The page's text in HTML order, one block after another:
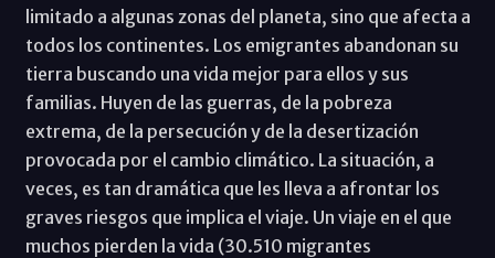
limitado a algunas zonas del planeta, sino que afecta a
todos los continentes. Los emigrantes abandonan su
tierra buscando una vida mejor para ellos y sus
familias. Huyen de las guerras, de la pobreza
extrema, de la persecución y de la desertización
provocada por el cambio climático. La situación, a
veces, es tan dramática que les lleva a afrontar los
graves riesgos que implica el viaje. Un viaje en el que
muchos pierden la vida (30.510 migrantes